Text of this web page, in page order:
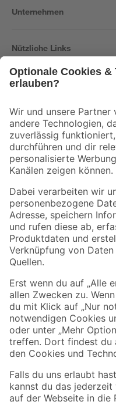
Unternehmen
Nützliche Links
Der toom Newsletter: Keine
Zur Newsletter
Folge uns
Zahlungsarten
Sicher einkaufen
Jetzt die toom-App
Alle Preisangaben in EUR inkl. gesetzl.
Umständen nicht in allen Märkten